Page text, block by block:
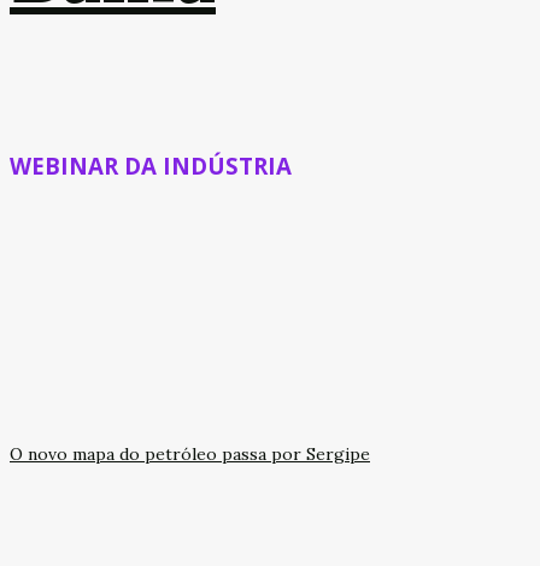
WEBINAR DA INDÚSTRIA
O novo mapa do petróleo passa por Sergipe